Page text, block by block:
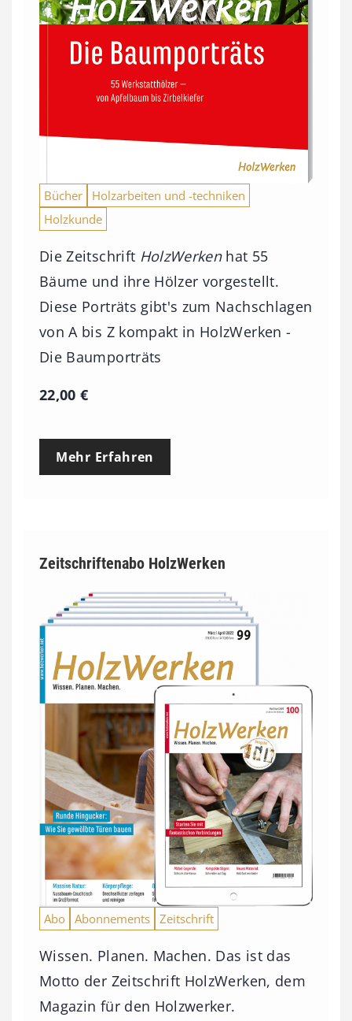
Bücher
Holzarbeiten und -techniken
Holzkunde
Die Zeitschrift HolzWerkenhat 55
Bäume und ihre Hölzer vorgestellt.
Diese Porträts gibt's zum Nachschlagen
von A bis Z kompakt in HolzWerken -
Die Baumporträts
22,00€
Mehr Erfahren
Zeitschriftenabo HolzWerken
Abo Abonnements Zeitschrift
Wissen. Planen. Machen. Das ist das
Motto der Zeitschrift HolzWerken, dem
Magazin für den Holzwerker.